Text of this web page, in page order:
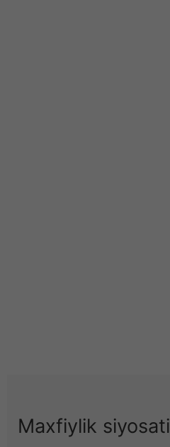
Maxfiylik siyosati